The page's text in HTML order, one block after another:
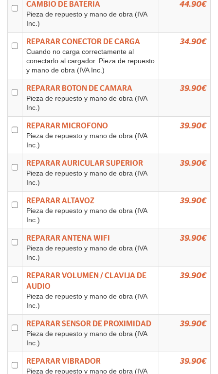
CAMBIO DE BATERIA
Pieza de repuesto y mano de obra (IVA
Inc.)
44.90€
REPARAR CONECTOR DE CARGA
Cuando no carga correctamente al
conectarlo al cargador. Pieza de repuesto
y mano de obra (IVA Inc.)
34.90€
REPARAR BOTON DE CAMARA
Pieza de repuesto y mano de obra (IVA
Inc.)
39.90€
REPARAR MICROFONO
Pieza de repuesto y mano de obra (IVA
Inc.)
39.90€
REPARAR AURICULAR SUPERIOR
Pieza de repuesto y mano de obra (IVA
Inc.)
39.90€
REPARAR ALTAVOZ
Pieza de repuesto y mano de obra (IVA
Inc.)
39.90€
REPARAR ANTENA WIFI
Pieza de repuesto y mano de obra (IVA
Inc.)
39.90€
REPARAR VOLUMEN / CLAVIJA DE
AUDIO
Pieza de repuesto y mano de obra (IVA
Inc.)
39.90€
REPARAR SENSOR DE PROXIMIDAD
Pieza de repuesto y mano de obra (IVA
Inc.)
39.90€
REPARAR VIBRADOR
Pieza de repuesto y mano de obra (IVA
39.90€